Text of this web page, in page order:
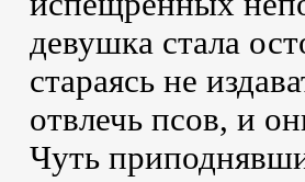
девушка стала
стараясь не
отвлечь псов, и
Чуть